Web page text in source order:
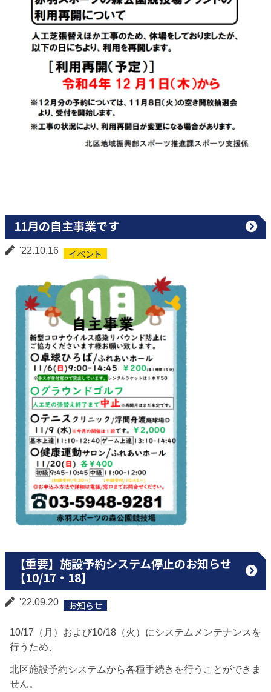
11月の自主事業です
'22.10.16 イベント
【重要】施設予約システム停止のお知らせ
【10/17・18】
'22.09.20 お知らせ
10/17（月）および10/18（火）にシステムメンテナンスを
行うため、
北区施設予約システムから各種手続きを行うことができま
せん。